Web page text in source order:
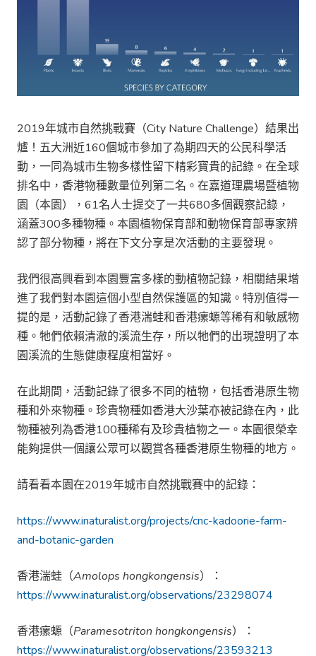
2019年城市自然挑戰賽（City Nature Challenge）結果出
爐！五大洲近160個城市參加了為期四天的公民科學活
動，一同為城市生物多樣性留下精彩寶貴的記錄。在全球
排名中，香港物種數量位列第二名。在嘉道理農場暨植物
園（本園），61名人士提交了一共680多個觀察記錄，
涵蓋300多種物種。本園植物保育部和動物保育部專家辨
認了部分物種，將在下文分享是次活動的主要發現。
我們很高興看到本園豐富多樣的動植物記錄，相關結果增
進了我們對本園這個小型自然保護區的知識。特別值得一
提的是，活動記錄了香港湍蛙和香港瘰螈等稀有和敏感物
種。牠們依賴清澈的溪流生存，所以牠們的出現證明了本
園溪流的生態健康程度相當好。
在此期間，活動記錄了很多不同的植物，包括香港原生物
種和外來物種。珍貴物種如香港大沙葉亦被記錄在內，此
物種被列為香港100種稀有及珍貴植物之一。本園很榮幸
能夠提供一個讓公眾可以觀賞各種香港原生物種的地方。
請看看本園在2019年城市自然挑戰賽中的記錄：
https://www.inaturalist.org/projects/cnc-kadoorie-farm-
and-botanic-garden
香港湍蛙（Amolops hongkongensis）：
https://www.inaturalist.org/observations/23298074
香港瘰螈（Paramesotriton hongkongensis）：
https://www.inaturalist.org/observations/23593213